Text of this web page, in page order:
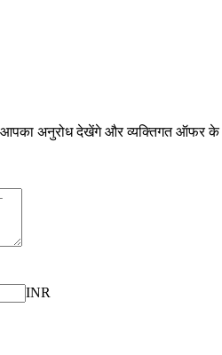
आपका अनुरोध देखेंगे और व्यक्तिगत ऑफर
INR